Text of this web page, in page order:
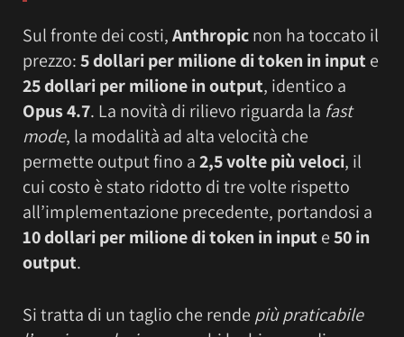
Sul fronte dei costi,Anthropicnon ha toccato il
prezzo:5 dollari per milione di token in input e
25 dollari per milione in output, identico a
Opus 4.7. La novità di rilievo riguarda la fast
mode, la modalità ad alta velocità che
permette output fino a2,5 volte più veloci, il
cui costo è stato ridotto di tre volte rispetto
all’implementazione precedente, portandosi a
10 dollari per milione di token in input e50 in
output.
Si tratta di un taglio che rende più praticabile